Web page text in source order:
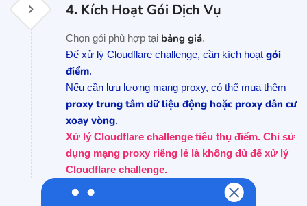
4. Kích Hoạt Gói Dịch Vụ
Chọn gói phù hợp tại bảng giá.
Để xử lý Cloudflare challenge, cần kích hoạt gói
điểm.
Nếu cần lưu lượng mạng proxy, có thể mua thêm
proxy trung tâm dữ liệu động hoặc proxy dân cư
xoay vòng.
Xử lý Cloudflare challenge tiêu thụ điểm. Chỉ sử
dụng mạng proxy riêng lẻ là không đủ để xử lý
Cloudflare challenge.